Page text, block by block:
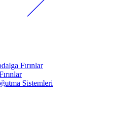
Fırınlar
Sistemleri